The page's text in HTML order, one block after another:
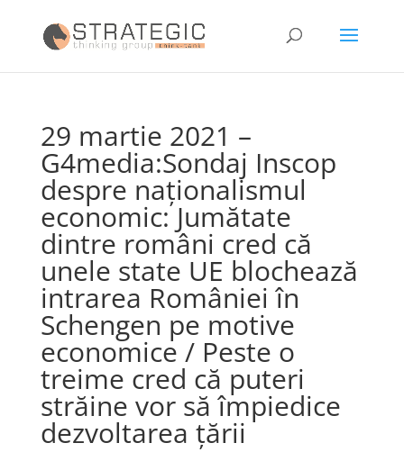
29 martie 2021 –
G4media:Sondaj Inscop
despre naționalismul
economic: Jumătate
dintre români cred că
unele state UE blochează
intrarea României în
Schengen pe motive
economice / Peste o
treime cred că puteri
străine vor să împiedice
dezvoltarea țării